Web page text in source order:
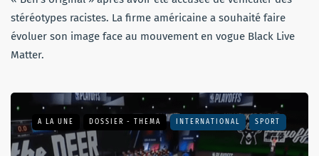
stéréotypes racistes. La firme américaine a souhaité faire
évoluer son image face au mouvement en vogue Black Live
Matter.
A LA UNE DOSSIER - THEMA INTERNATIONAL SPORT